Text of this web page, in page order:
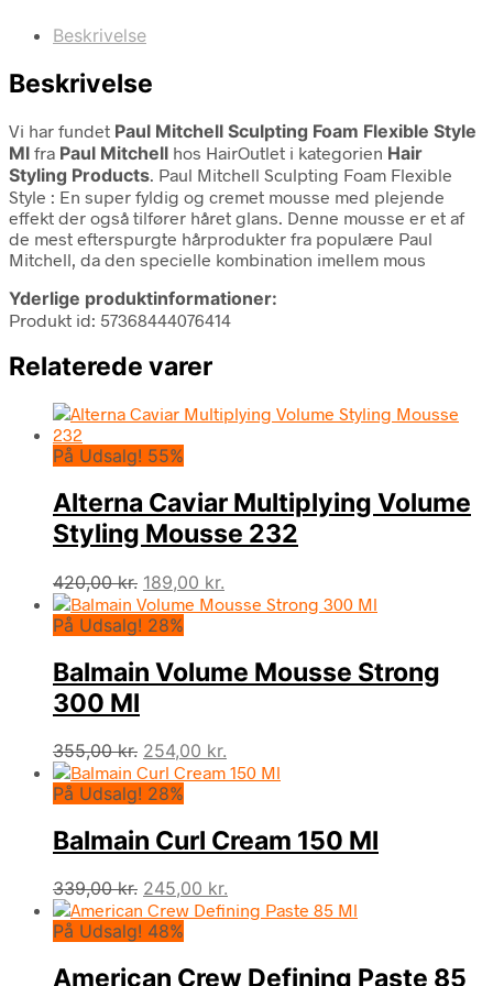
Beskrivelse
Beskrivelse
Vi har fundet Paul Mitchell Sculpting Foam Flexible Style
Ml fra Paul Mitchell hos HairOutlet i kategorien Hair
Styling Products. Paul Mitchell Sculpting Foam Flexible
Style : En super fyldig og cremet mousse med plejende
effekt der også tilfører håret glans. Denne mousse er et af
de mest efterspurgte hårprodukter fra populære Paul
Mitchell, da den specielle kombination imellem mous
Yderlige produktinformationer:
Produkt id: 57368444076414
Relaterede varer
På Udsalg! 55%
Alterna Caviar Multiplying Volume
Styling Mousse 232
420,00kr. Den
oprindelige
pris
420,00 kr..
189,00 kr.
aktuelle
189,00 kr..
På Udsalg! 28%
Balmain Volume Mousse Strong
300 Ml
355,00kr. Den
oprindelige
pris
355,00 kr..
254,00 kr.
aktuelle
254,00 kr..
På Udsalg! 28%
Balmain Curl Cream 150 Ml
339,00kr. Den
oprindelige
pris
339,00 kr..
245,00 kr.
aktuelle
245,00 kr..
På Udsalg! 48%
American Crew Defining Paste 85